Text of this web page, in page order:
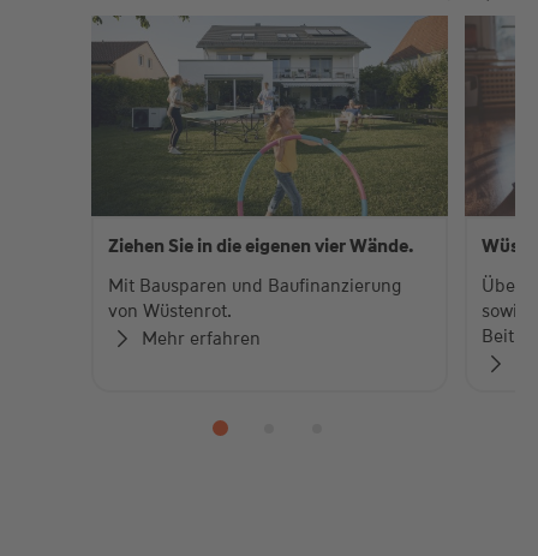
Ziehen Sie in die eigenen vier Wände.
Mit Bausparen und Baufinanzierung
von Wüstenrot.
Mehr erfahren
Über
sowie